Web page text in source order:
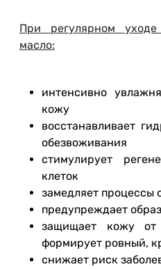
При регулярном
масло:
интенсивно
кожу
восстанавливает
обезвоживания
стимулирует
клеток
замедляет процессы
предупреждает
защищает кожу
формирует ровный,
снижает риск